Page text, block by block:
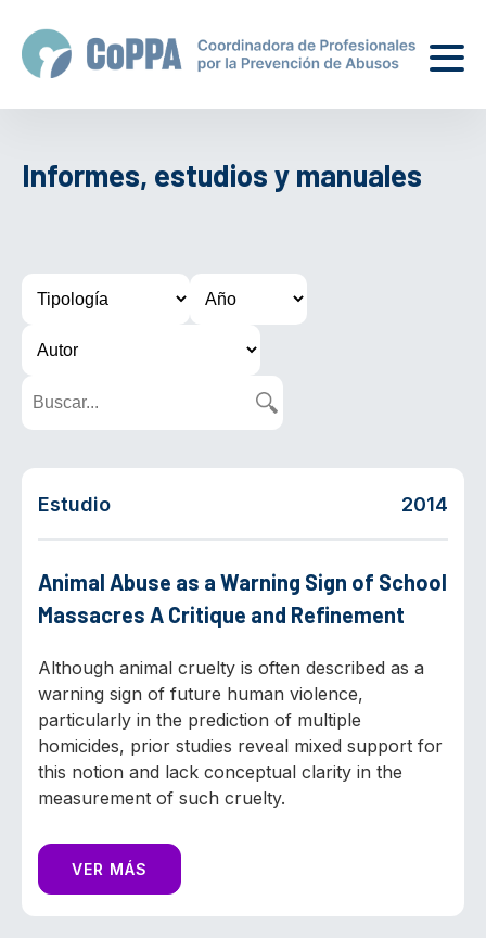
Informes, estudios y manuales
Estudio 2014
Animal Abuse as a Warning Sign of School
Massacres A Critique and Refinement
Although animal cruelty is often described as a
warning sign of future human violence,
particularly in the prediction of multiple
homicides, prior studies reveal mixed support for
this notion and lack conceptual clarity in the
measurement of such cruelty.
VER MÁS